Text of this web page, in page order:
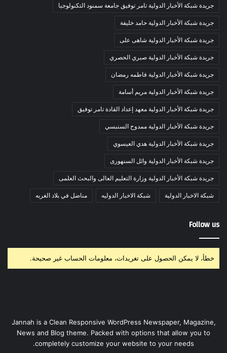
جريدة شبكة الأخبار الدولية تامر توفيق جامعة سمنود التكنولوجيا
جريدة شبكة الأخبار الدولية حامد خليفة
جريدة شبكة الأخبار الدولية شاهى على
جريدة شبكة الأخبار الدولية صبري الحصري
جريدة شبكة الأخبار الدولية فاطمه رمضان
جريدة شبكة الأخبار الدولية مريم أسامة
جريدة شبكة الأخبار الدولية معهد إعداد القادة تامر توفيق
جريدة شبكة الأخبار الدولية ممدوح السنبسي
جريدة شبكة الأخبار الدولية هدي العيسوي
جريدة شبكة الأخبار الدولية وائل السنهورى
جريدة شبكة الأخبار الدولية وزارة التعليم العالى والبحث العلمى
شبكة الاخبار الدولية شبكة الاخبار الدوليه مناضل في بلاد الغربه
Follow us
خطأ، لا يمكن الحصول على تغريدات، معلومات الحساب غير صحيحة.
Jannah is a Clean Responsive WordPress Newspaper, Magazine,
News and Blog theme. Packed with options that allow you to
completely customize your website to your needs.